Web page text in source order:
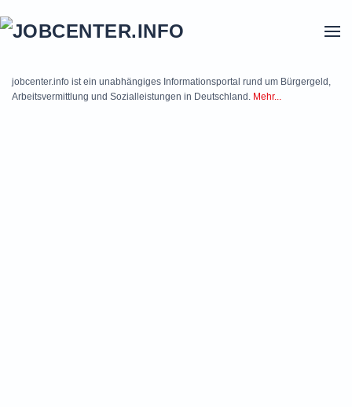
jobcenter.info ist ein unabhängiges Informationsportal rund um Bürgergeld,
Arbeitsvermittlung und Sozialleistungen in Deutschland. Mehr...